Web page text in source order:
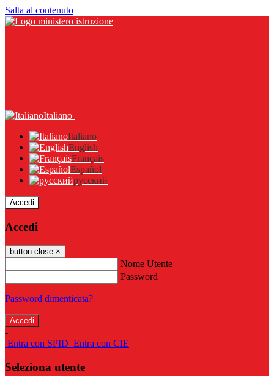
Salta al contenuto
Italiano
Italiano
English
Français
Español
русский
Accedi
Accedi
button close ×
Nome Utente
Password
Password dimenticata?
-
Entra con SPID Entra con CIE
Seleziona utente